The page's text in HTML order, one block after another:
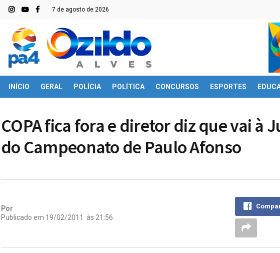
7 de agosto de 2026
INÍCIO GERAL POLÍCIA POLÍTICA CONCURSOS ESPORTES
COPA fica fora e diretor diz que vai à
do Campeonato de Paulo Afonso
Por
Publicado em 19/02/2011 às 21:56